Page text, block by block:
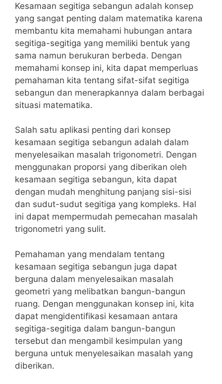
Kesamaan segitiga sebangun adalah konsep
yang sangat penting dalam matematika karena
membantu kita memahami hubungan antara
segitiga-segitiga yang memiliki bentuk yang
sama​ namun berukuran berbeda. Dengan
memahami konsep ini, kita dapat memperluas
pemahaman kita tentang sifat-sifat‌ segitiga
sebangun dan menerapkannya dalam berbagai
situasi matematika.
Salah satu aplikasi penting dari konsep
kesamaan segitiga sebangun‍ adalah dalam
menyelesaikan masalah trigonometri. Dengan
menggunakan proporsi yang diberikan oleh
kesamaan segitiga ​sebangun, kita ⁣dapat
dengan mudah menghitung panjang⁣ sisi-sisi
dan sudut-sudut segitiga yang kompleks. Hal
ini ⁣dapat mempermudah pemecahan masalah
trigonometri yang sulit.
Pemahaman yang mendalam tentang
kesamaan segitiga⁤ sebangun juga dapat
berguna dalam menyelesaikan⁢ masalah
geometri yang melibatkan bangun-bangun
ruang. Dengan menggunakan konsep ini, kita
dapat mengidentifikasi kesamaan antara
segitiga-segitiga dalam ​bangun-bangun
tersebut dan mengambil kesimpulan yang
berguna‌ untuk menyelesaikan masalah yang
diberikan.